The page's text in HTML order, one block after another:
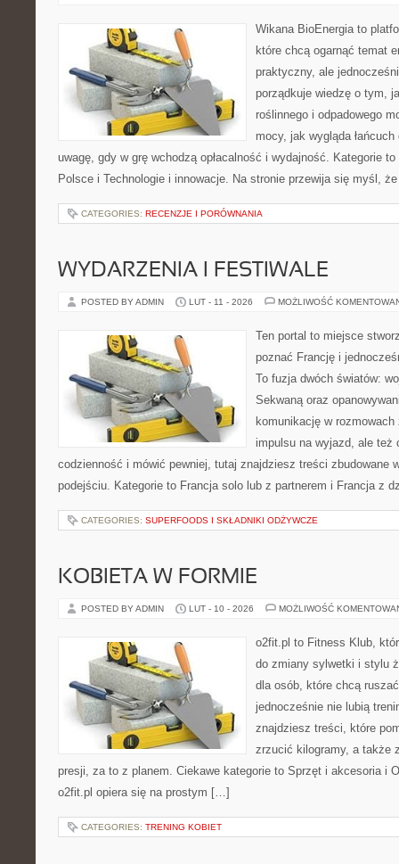
Wikana BioEnergia to
które chcą ogarnąć temat
praktyczny, ale
porządkuje wiedzę o tym,
roślinnego i odpadowego
mocy, jak wygląda
uwagę, gdy w grę wchodzą opłacalność i wydajność. Kategorie
Polsce i Technologie i innowacje. Na stronie przewija się myśl,
CATEGORIES: RECENZJE I PORÓWNANIA
WYDARZENIA I FESTIWALE
POSTED BY ADMIN LUT - 11 - 2026 MOŻLIWOŚĆ
Ten portal to miejsce
poznać Francję i
To fuzja dwóch światów:
Sekwaną oraz
komunikację w
impulsu na wyjazd, ale
codzienność i mówić pewniej, tutaj znajdziesz treści zbudowane
podejściu. Kategorie to Francja solo lub z partnerem i Francja z
CATEGORIES: SUPERFOODS I SKŁADNIKI ODŻYWCZE
KOBIETA W FORMIE
POSTED BY ADMIN LUT - 10 - 2026 MOŻLIWOŚĆ
o2fit.pl to Fitness Klub,
do zmiany sylwetki i stylu
dla osób, które chcą
jednocześnie nie lubią
znajdziesz treści, które
zrzucić kilogramy, a także
presji, za to z planem. Ciekawe kategorie to Sprzęt i akcesoria i
o2fit.pl opiera się na prostym […]
CATEGORIES: TRENING KOBIET